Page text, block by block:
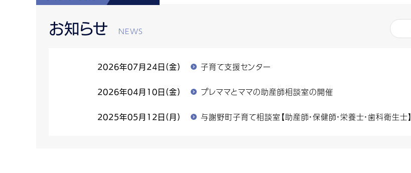
お知らせ
2026年07月24日(金) 子育て支援センター
2026年04月10日(金) プレママとママの助産師相談室の開催
2025年05月12日(月) 与謝野町子育て相談室【助産師・保健師・栄養士・歯科衛生士】